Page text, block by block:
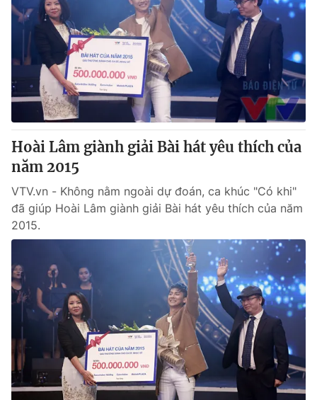
Hoài Lâm giành giải Bài hát yêu thích của
năm 2015
VTV.vn - Không nằm ngoài dự đoán, ca khúc "Có khi"
đã giúp Hoài Lâm giành giải Bài hát yêu thích của năm
2015.